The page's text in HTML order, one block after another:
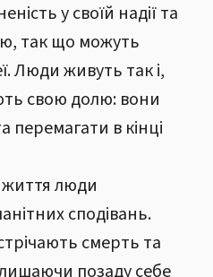
у своїй надії та
так що можуть
Люди живуть так і,
свою долю: вони
перемагати в кінці
життя люди
сподівань.
смерть та
позаду себе